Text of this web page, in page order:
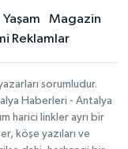
Yaşam
Magazin
Reklamlar
sorumludur.
Haberleri - Antalya
harici linkler ayrı bir
köşe yazıları ve